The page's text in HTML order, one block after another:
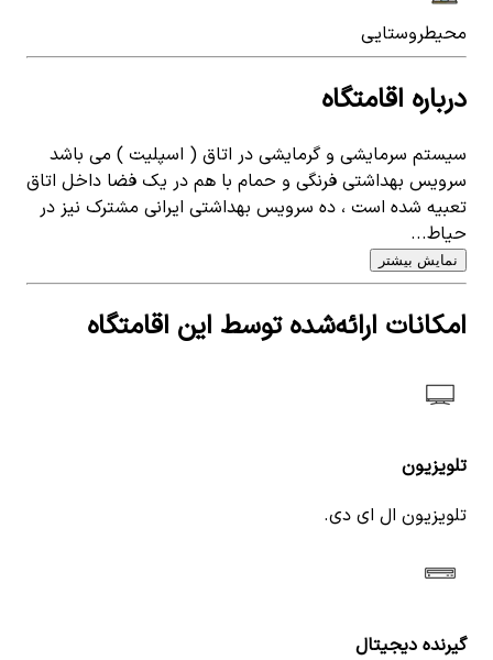
محیطروستایی
درباره اقامتگاه
سیستم سرمایشی و گرمایشی در اتاق ( اسپلیت ) می باشد
سرویس بهداشتی فرنگی و حمام با هم در یک فضا داخل اتاق
تعبیه شده است ، ده سرویس بهداشتی ایرانی مشترک نیز در
حیاط...
نمایش بیشتر
امکانات ارائه‌شده توسط این اقامتگاه
تلویزیون
تلویزیون ال ای دی.
گیرنده دیجیتال